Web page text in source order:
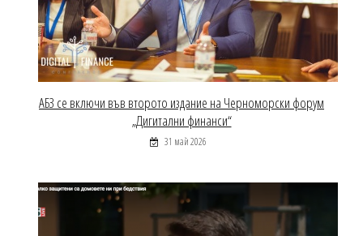
АБЗ се включи във второто издание на Черноморски форум
„Дигитални финанси“
31 май 2026